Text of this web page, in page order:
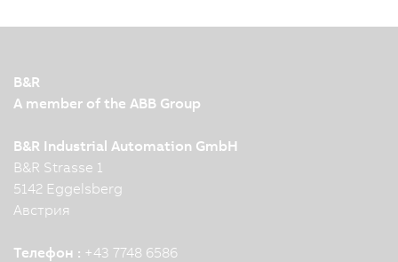
B&R
A member of the ABB Group
B&R Industrial Automation GmbH
B&R Strasse 1
5142 Eggelsberg
Австрия
Телефон : +43 7748 6586